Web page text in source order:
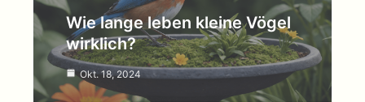
Wie lange leben kleine Vögel
wirklich?
Okt. 18, 2024